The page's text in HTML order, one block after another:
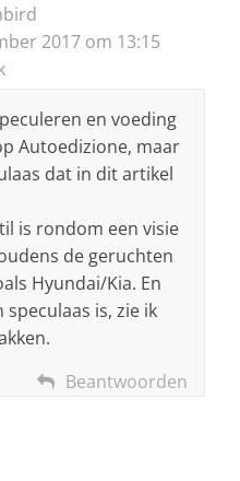
2017 om 13:15
en voeding
Autoedizione, maar
dat in dit artikel
is rondom een visie
de geruchten
Hyundai/Kia. En
is, zie ik
Beantwoorden